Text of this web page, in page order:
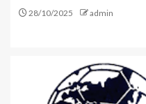
28/10/2025 admin